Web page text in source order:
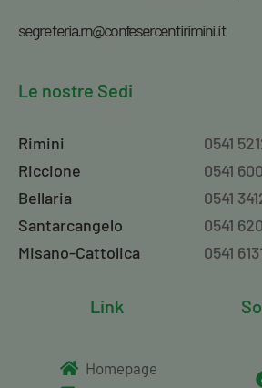
segreteria.rn@confesercentirimini.it
Le nostre Sedi
Rimini
Riccione
Bellaria
Santarcangelo
Misano-Cattolica
0541
0541
0541
0541
0541
Link
Homepage